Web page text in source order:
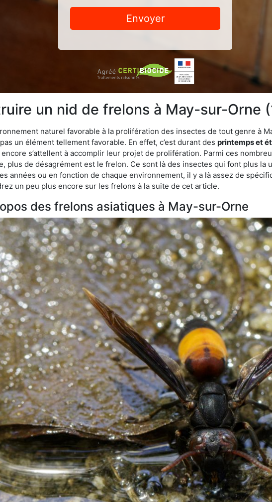
Envoyer
un nid de frelons à May-sur-Orne
naturel favorable à la prolifération des insectes de tout genre à
un élément tellement favorable. En effet, c’est durant des printemps et
s’attellent à accomplir leur projet de prolifération. Parmi ces
plus de désagrément est le frelon. Ce sont là des insectes qui font plus la
années ou en fonction de chaque environnement, il y a là assez de
un peu plus encore sur les frelons à la suite de cet article.
des frelons asiatiques à May-sur-Orne